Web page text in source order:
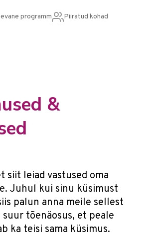
programm Piiratud kohad
&
siit leiad vastused oma
Juhul kui sinu küsimust
palun anna meile sellest
suur tõenäosus, et peale
ka teisi sama küsimus.